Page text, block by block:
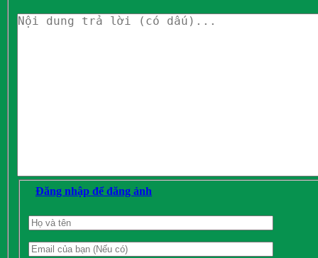
Đăng nhập để đăng ảnh